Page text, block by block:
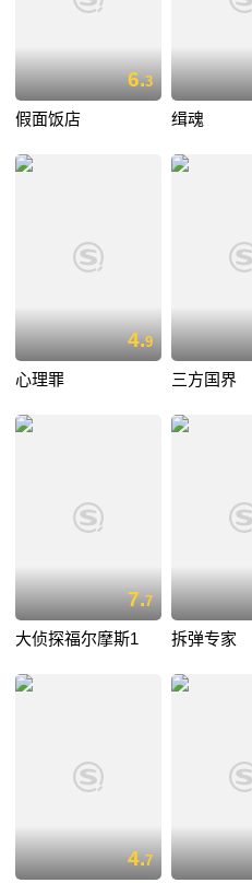
6.3
假面饭店 缉魂
4.9
心理罪 三方国界
7.7
大侦探福尔摩斯1 拆弹专家
4.7